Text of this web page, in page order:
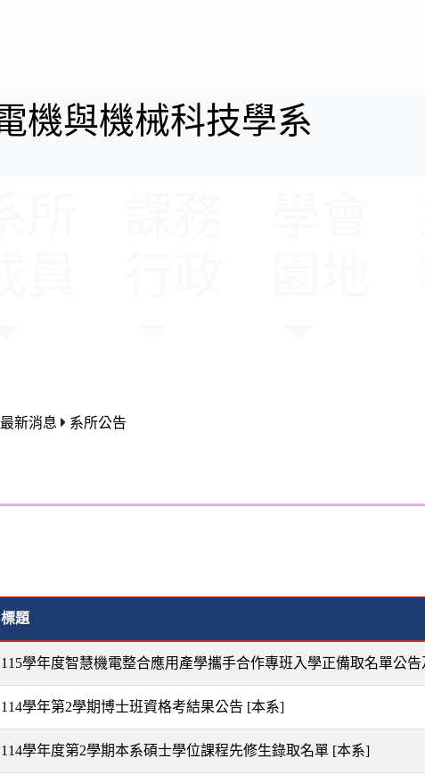
最新消息 系所公告
標題
115學年度智慧機電整合應用產學攜手合作專班入學正備取名單公
114學年第2學期博士班資格考結果公告 [本系]
114學年度第2學期本系碩士學位課程先修生錄取名單 [本系]